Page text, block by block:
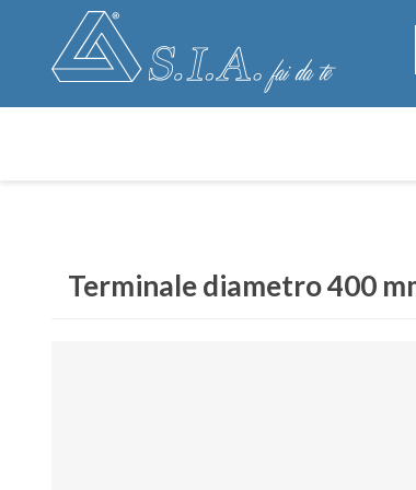
Terminale diametro 400